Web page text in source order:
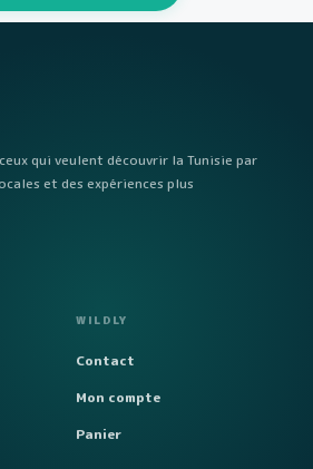
qui veulent découvrir la Tunisie par
et des expériences plus
WILDLY
Contact
Mon compte
Panier